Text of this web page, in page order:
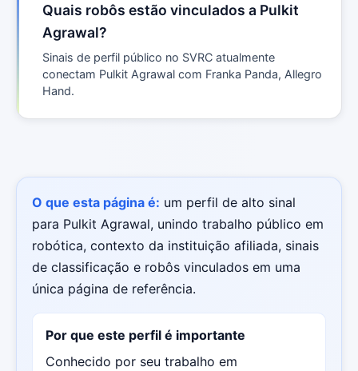
Quais robôs estão vinculados a Pulkit
Agrawal?
Sinais de perfil público no SVRC atualmente
conectam Pulkit Agrawal com Franka Panda, Allegro
Hand.
O que esta página é: um perfil de alto sinal
para Pulkit Agrawal, unindo trabalho público em
robótica, contexto da instituição afiliada, sinais
de classificação e robôs vinculados em uma
única página de referência.
Por que este perfil é importante
Conhecido por seu trabalho em